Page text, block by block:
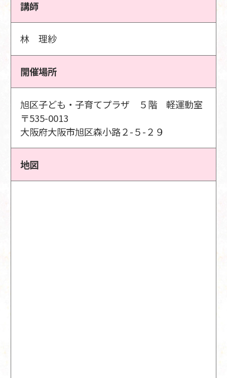
講師
林 理紗
開催場所
旭区子ども・子育てプラザ ５階 軽運動室
〒535-0013
大阪府大阪市旭区森小路２-５-２９
地図